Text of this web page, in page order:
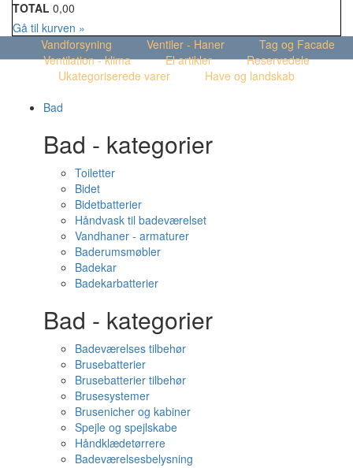
TOTAL 0,00
Gå til kurven »
Vandforsyning
Ventiler - Haner
Tag og Facade
Ventilation - klima
El artikler
Reservedele
Ukategoriserede varer
Have og landskab
Bad
Bad - kategorier
Toiletter
Bidet
Bidetbatterier
Håndvask til badeværelset
Vandhaner - armaturer
Baderumsmøbler
Badekar
Badekarbatterier
Bad - kategorier
Badeværelses tilbehør
Brusebatterier
Brusebatterier tilbehør
Brusesystemer
Brusenicher og kabiner
Spejle og spejlskabe
Håndklædetørrere
Badeværelsesbelysning